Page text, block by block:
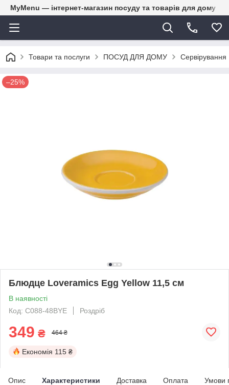
MyMenu — інтернет-магазин посуду та товарів для дому
Товари та послуги ПОСУД ДЛЯ ДОМУ Сервірування
–25%
Блюдце Loveramics Egg Yellow 11,5 см
В наявності
Код: C088-48BYE
Роздріб
349 ₴ 464 ₴
Економія 115 ₴
Опис Характеристики Доставка Оплата Умови